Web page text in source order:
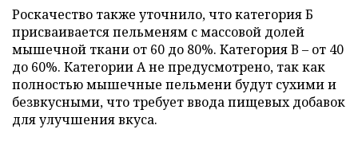
Роскачество также уточнило, что категория Б
присваивается пельменям с массовой долей
мышечной ткани от 60 до 80%. Категория В – от 40
до 60%. Категории А не предусмотрено, так как
полностью мышечные пельмени будут сухими и
безвкусными, что требует ввода пищевых добавок
для улучшения вкуса.